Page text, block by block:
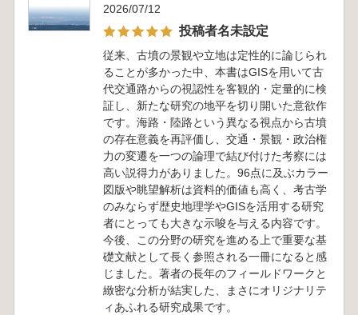
2026/07/12
投稿者名未設定
従来、古墳の景観や立地は定性的に論じられ
ることが多かった中、本書はGISを用いて古
代交通路からの視認性を客観的・定量的に検
証し、新たな研究の地平を切り開いた意欲作
です。海路・陸路という異なる視点から古墳
の存在意義を再評価し、交通・景観・政治権
力の変遷を一つの論理で結び付けた考察には
高い説得力がありました。96点に及ぶカラー
図版や眺望解析は資料的価値も高く、考古学
のみならず歴史地理学やGISを活用する研究
者にとっても大きな示唆を与える内容です。
今後、この分野の研究を進める上で重要な基
礎文献として長く参照される一冊になると感
じました。著者の長年のフィールドワークと
緻密な分析が結実した、まさにオリジナリテ
ィあふれる研究成果です。